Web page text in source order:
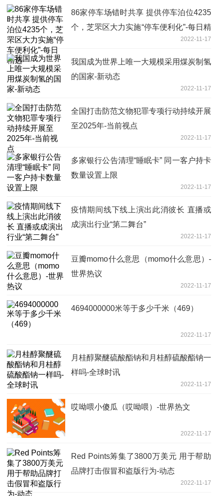
86家停车场错时共享 提供停车泊位4235
个，芝罘区大力实施“停车便利化”-每日精
2022-11-17
我国成为世界上唯一大规模采用煤炭制氢
的国家-新动态
2022-11-17
全国打击防范文物犯罪专项行动持续开展
至2025年-当前视点
2022-11-17
多家银行公告清理“睡眠卡” 同一客户持卡
数量设置上限
2022-11-17
疫情期间线下线上演出此消彼长 直播或
成演出行业“第二舞台”
2022-11-17
豆瓣momo什么意思（momo什么意思）-
世界热议
2022-11-17
4694000000米等于多少千米（469）
2022-11-17
月桂醇聚醚硫酸酯钠和月桂醇硫酸酯钠一
样吗-全球时讯
2022-11-17
哎呦喂小傻瓜（哎呦喂）-世界热文
2022-11-17
Red Points筹集了3800万美元 用于帮助
品牌打击假冒和盗版行为-动态
2022-11-17